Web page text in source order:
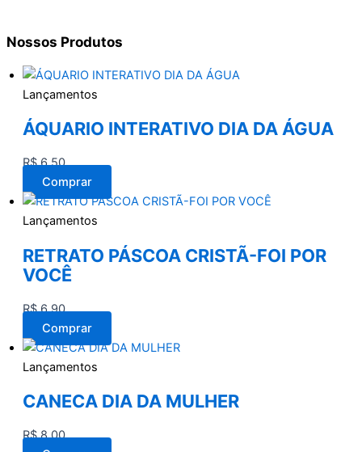
Nossos Produtos
Lançamentos
ÁQUARIO INTERATIVO DIA DA ÁGUA
R$6,50
Comprar
Lançamentos
RETRATO PÁSCOA CRISTÃ-FOI POR
VOCÊ
R$6,90
Comprar
Lançamentos
CANECA DIA DA MULHER
R$8,00